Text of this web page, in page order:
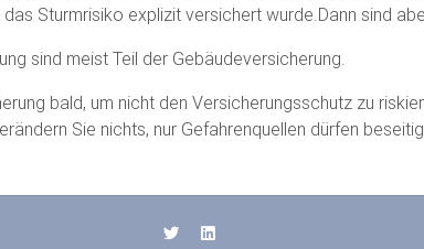
Sturmrisiko explizit versichert wurde.Dann sind
sind meist Teil der Gebäudeversicherung.
bald, um nicht den Versicherungsschutz zu
Sie nichts, nur Gefahrenquellen dürfen